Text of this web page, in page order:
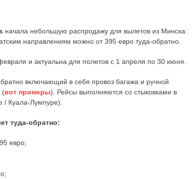
начала небольшую распродажу для вылетов из Минска:
направлениям можно от 395 евро туда-обратно.
и актуальна для полетов с 1 апреля по 30 июня.
включающий в себя провоз багажа и ручной
(вот примеры). Рейсы выполняются со стыковками в
/ Куала-Лумпуре).
туда-обратно:
евро;